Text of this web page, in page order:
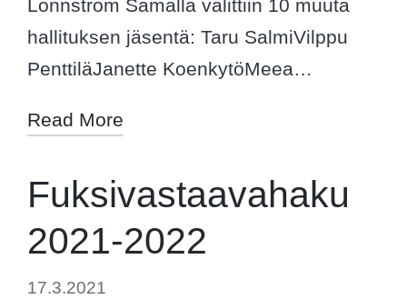
Lönnström Samalla valittiin 10 muuta
hallituksen jäsentä: Taru SalmiVilppu
PenttiläJanette KoenkytöMeea…
Read More
Fuksivastaavahaku
2021-2022
17.3.2021